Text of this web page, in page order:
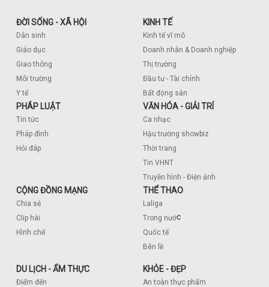
ĐỜI SỐNG - XÃ HỘI
Dân sinh
Giáo dục
Giao thông
Môi trường
Y tế
KINH TẾ
Kinh tế vĩ mô
Doanh nhân & Doanh nghiệp
Thị trường
Đầu tư - Tài chính
Bất động sản
PHÁP LUẬT
Tin tức
Pháp đình
Hỏi đáp
VĂN HÓA - GIẢI TRÍ
Ca nhạc
Hậu trường showbiz
Thời trang
Tin VHNT
Truyền hình - Điện ảnh
CỘNG ĐỒNG MẠNG
Chia sẻ
Clip hài
Hình chế
THỂ THAO
Laliga
Trong nước
Quốc tế
Bên lề
DU LỊCH - ẨM THỰC
Điểm đến
KHỎE - ĐẸP
An toàn thực phẩm